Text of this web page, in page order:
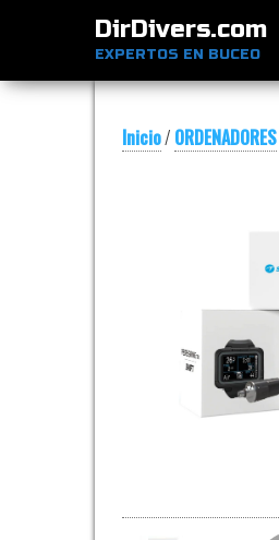
DirDivers.com
EXPERTOS EN BUCEO
Inicio/ ORDENADORES